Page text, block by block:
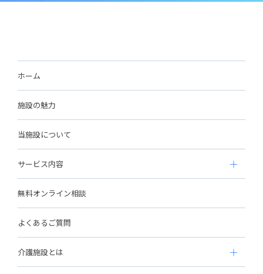
ホーム
施設の魅力
当施設について
サービス内容
無料オンライン相談
よくあるご質問
介護施設とは